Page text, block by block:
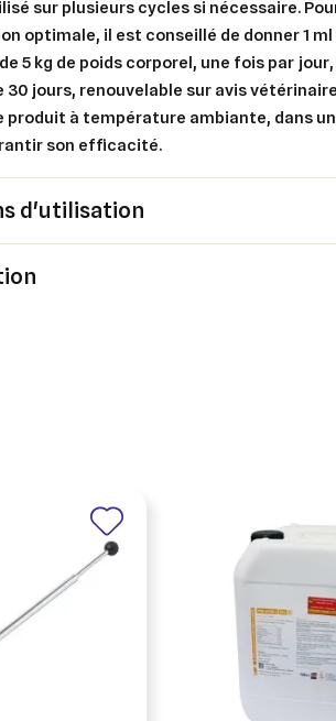
sur plusieurs cycles si nécessaire.
optimale, il est conseillé de donner 1 ml
5 kg de poids corporel, une fois par
30 jours, renouvelable sur avis
produit à température ambiante, dans
son efficacité.
d'utilisation
add_circle_outline Créer une
Annuler